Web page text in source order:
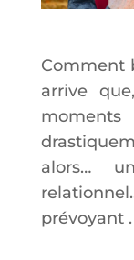
Comment
arrive
alors…
prévoyant .